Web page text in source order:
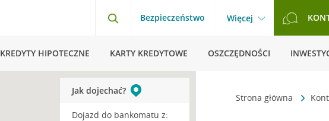
Bezpieczeństwo Więcej
KREDYTY HIPOTECZNE KARTY KREDYTOWE OSZCZĘDNOŚCI
Strona główna
Jak dojechać?
Dojazd do bankomatu z: